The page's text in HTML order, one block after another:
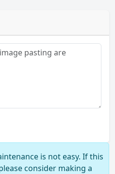
is not easy. If this
consider making a